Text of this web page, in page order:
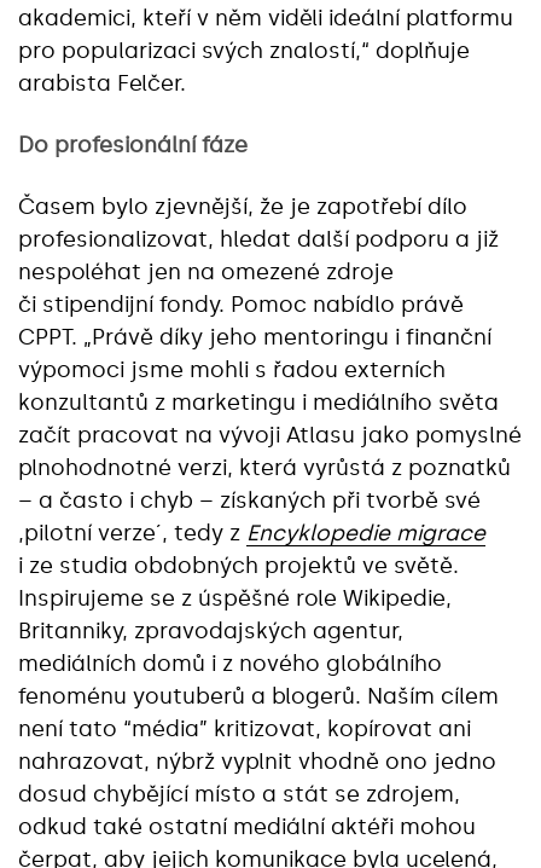
akademici, kteří v něm viděli ideální platformu
pro popularizaci svých znalostí,“ doplňuje
arabista Felčer.
Do profesionální fáze
Časem bylo zjevnější, že je zapotřebí dílo
profesionalizovat, hledat další podporu a již
nespoléhat jen na omezené zdroje
či stipendijní fondy. Pomoc nabídlo právě
CPPT. „Právě díky jeho mentoringu i finanční
výpomoci jsme mohli s řadou externích
konzultantů z marketingu i mediálního světa
začít pracovat na vývoji Atlasu jako pomyslné
plnohodnotné verzi, která vyrůstá z poznatků
– a často i chyb – získaných při tvorbě své
,pilotní verze´, tedy z Encyklopedie migrace
i ze studia obdobných projektů ve světě.
Inspirujeme se z úspěšné role Wikipedie,
Britanniky, zpravodajských agentur,
mediálních domů i z nového globálního
fenoménu youtuberů a blogerů. Naším cílem
není tato “média” kritizovat, kopírovat ani
nahrazovat, nýbrž vyplnit vhodně ono jedno
dosud chybějící místo a stát se zdrojem,
odkud také ostatní mediální aktéři mohou
čerpat, aby jejich komunikace byla ucelená,